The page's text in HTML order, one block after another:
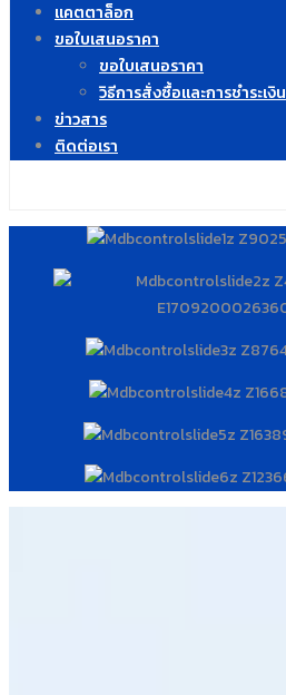
แคตตาล็อก
ขอใบเสนอราคา
ขอใบเสนอราคา
วิธีการสั่งซื้อและการชำระเงิน
ข่าวสาร
ติดต่อเรา